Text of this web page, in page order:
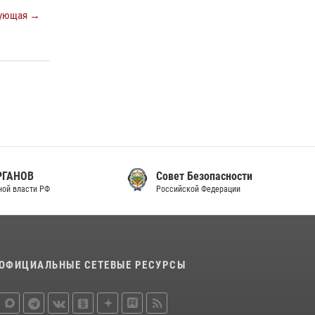
→
Совет Безопасности
Российской Федерации
СЕТЕВЫЕ РЕСУРСЫ